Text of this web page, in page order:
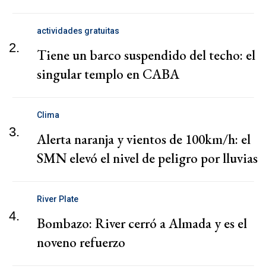
2.
actividades gratuitas
Tiene un barco suspendido del techo: el
singular templo en CABA
3.
Clima
Alerta naranja y vientos de 100km/h: el
SMN elevó el nivel de peligro por lluvias
4.
River Plate
Bombazo: River cerró a Almada y es el
noveno refuerzo